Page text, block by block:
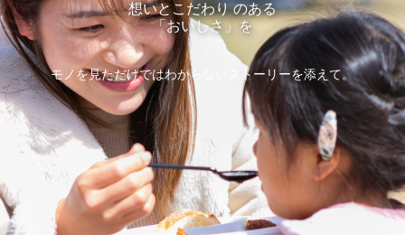
想いとこだわり のある
「おいしさ」を
モノを見ただけではわからないストーリーを添えて。